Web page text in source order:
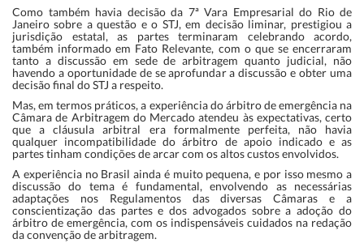
Como também havia decisão da 7ª Vara Empresarial do Rio de
Janeiro sobre a questão e o STJ, em decisão liminar, prestigiou a
jurisdição estatal, as partes terminaram celebrando acordo,
também informado em Fato Relevante, com o que se encerraram
tanto a discussão em sede de arbitragem quanto judicial, não
havendo a oportunidade de se aprofundar a discussão e obter uma
decisão final do STJ a respeito.
Mas, em termos práticos, a experiência do árbitro de emergência na
Câmara de Arbitragem do Mercado atendeu às expectativas, certo
que a cláusula arbitral era formalmente perfeita, não havia
qualquer incompatibilidade do árbitro de apoio indicado e as
partes tinham condições de arcar com os altos custos envolvidos.
A experiência no Brasil ainda é muito pequena, e por isso mesmo a
discussão do tema é fundamental, envolvendo as necessárias
adaptações nos Regulamentos das diversas Câmaras e a
conscientização das partes e dos advogados sobre a adoção do
árbitro de emergência, com os indispensáveis cuidados na redação
da convenção de arbitragem.